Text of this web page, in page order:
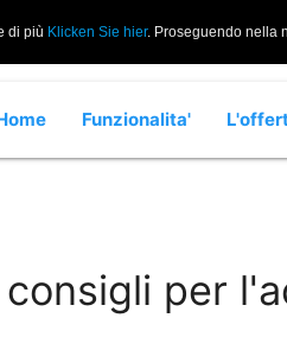
di più Klicken Sie hier. Proseguendo nella
Funzionalita'
per